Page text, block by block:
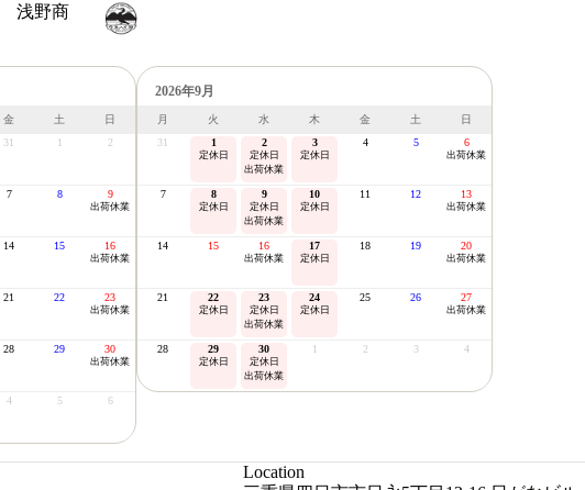
浅野商店
金 土
日
31 1 2
7 8 9
出荷休業
14 15 16
出荷休業
21 22 23
出荷休業
28 29 30
出荷休業
4 5 6
2026年9月
月 火 水 木 金 土
日
31
1
定休日
2
定休日
出荷休業
3
定休日
4 5 6
出荷休業
7 8
定休日
9
定休日
出荷休業
10
定休日
11 12 13
出荷休業
14 15 16
出荷休業
17
定休日
18 19 20
出荷休業
21 22
定休日
23
定休日
出荷休業
24
定休日
25 26 27
出荷休業
28 29
定休日
30
定休日
出荷休業
1 2 3 4
Location